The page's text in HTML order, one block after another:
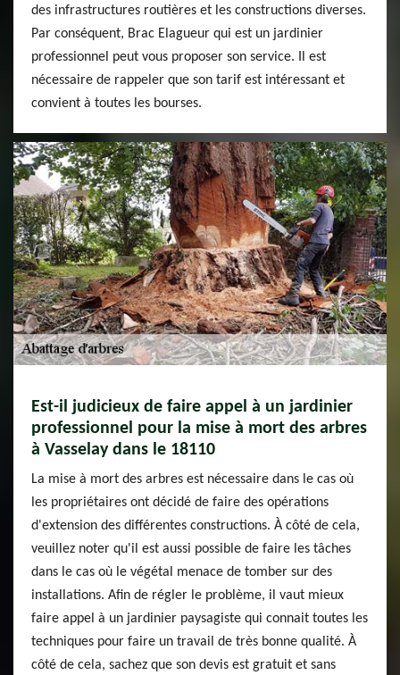
des infrastructures routières et les constructions diverses.
Par conséquent, Brac Elagueur qui est un jardinier
professionnel peut vous proposer son service. Il est
nécessaire de rappeler que son tarif est intéressant et
convient à toutes les bourses.
Est-il judicieux de faire appel à un jardinier
professionnel pour la mise à mort des arbres
à Vasselay dans le 18110
La mise à mort des arbres est nécessaire dans le cas où
les propriétaires ont décidé de faire des opérations
d'extension des différentes constructions. À côté de cela,
veuillez noter qu'il est aussi possible de faire les tâches
dans le cas où le végétal menace de tomber sur des
installations. Afin de régler le problème, il vaut mieux
faire appel à un jardinier paysagiste qui connait toutes les
techniques pour faire un travail de très bonne qualité. À
côté de cela, sachez que son devis est gratuit et sans